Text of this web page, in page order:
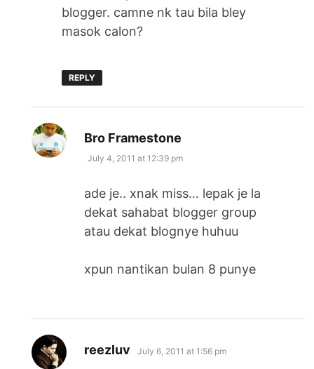
blogger. camne nk tau bila bley
masok calon?
REPLY
Bro Framestone
July 4, 2011 at 12:39 pm
ade je.. xnak miss… lepak je la
dekat sahabat blogger group
atau dekat blognye huhuu
xpun nantikan bulan 8 punye
reezluv says:
July 6, 2011 at 1:56 pm